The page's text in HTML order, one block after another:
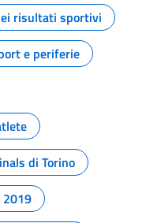
risultati sportivi
e periferie
di Torino
2019